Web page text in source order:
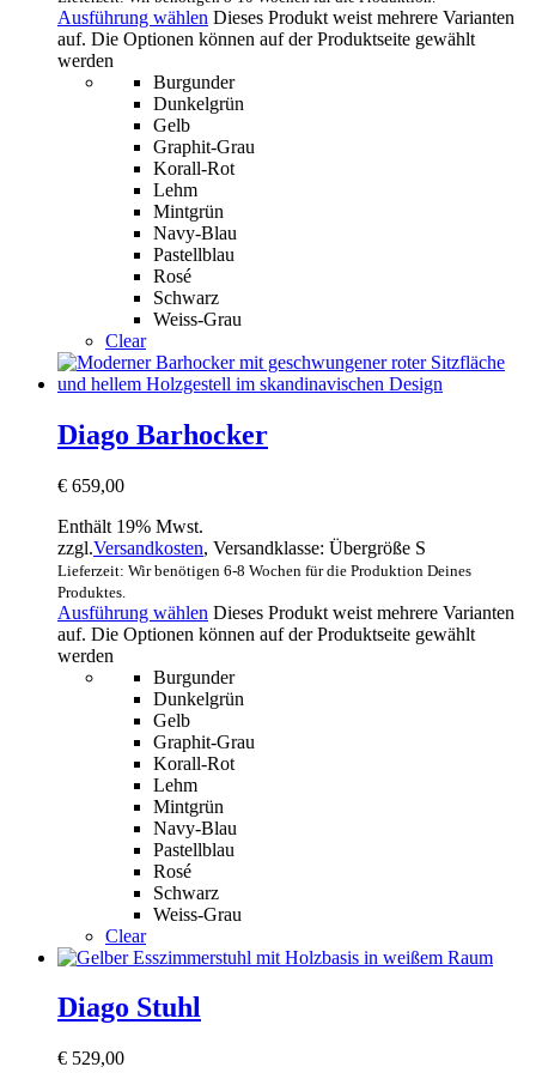
Ausführung wählen Dieses Produkt weist mehrere Varianten
auf. Die Optionen können auf der Produktseite gewählt
werden
Burgunder
Dunkelgrün
Gelb
Graphit-Grau
Korall-Rot
Lehm
Mintgrün
Navy-Blau
Pastellblau
Rosé
Schwarz
Weiss-Grau
Clear
Diago Barhocker
€ 659,00
Enthält 19% Mwst.
zzgl.Versandkosten, Versandklasse: Übergröße S
Lieferzeit: Wir benötigen 6-8 Wochen für die Produktion Deines
Produktes.
Ausführung wählen Dieses Produkt weist mehrere Varianten
auf. Die Optionen können auf der Produktseite gewählt
werden
Burgunder
Dunkelgrün
Gelb
Graphit-Grau
Korall-Rot
Lehm
Mintgrün
Navy-Blau
Pastellblau
Rosé
Schwarz
Weiss-Grau
Clear
Diago Stuhl
€ 529,00